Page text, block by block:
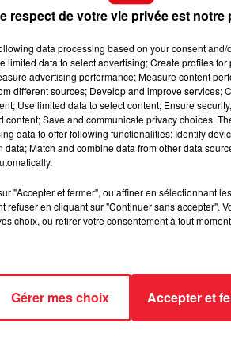
cliquant sur le bouton ci-
Afficher l'élément
comme son nom l'indique, met
Sanson entre autres...et Camille
des talents de chanteuse que
dévoilé à ses fans en 2017.
YouTube en quelques jours.
JEUX ACTUALITÉS SORTIR
respect de votre vie privée est notre
data processing based on your consent
limited data to select advertising; Create profiles
advertising performance; Measure content
different sources; Develop and improve services;
Use limited data to select content; Ensure
content; Save and communicate privacy choices.
data to offer following functionalities: Identify
Match and combine data from other data
"Accepter et fermer", ou affiner en sélectionnant
refuser en cliquant sur "Continuer sans accepter".
choix, ou retirer votre consentement à tout
Gérer mes choix Accepter et